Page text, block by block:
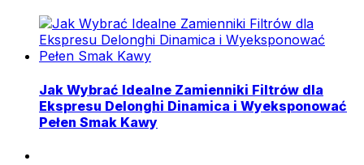
Jak Wybrać Idealne Zamienniki Filtrów dla
Ekspresu Delonghi Dinamica i Wyeksponować
Pełen Smak Kawy